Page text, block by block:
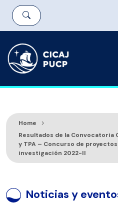
Home
Resultados de la Convocatoria
y TPA – Concurso de
investigación 2022-II
Noticias y